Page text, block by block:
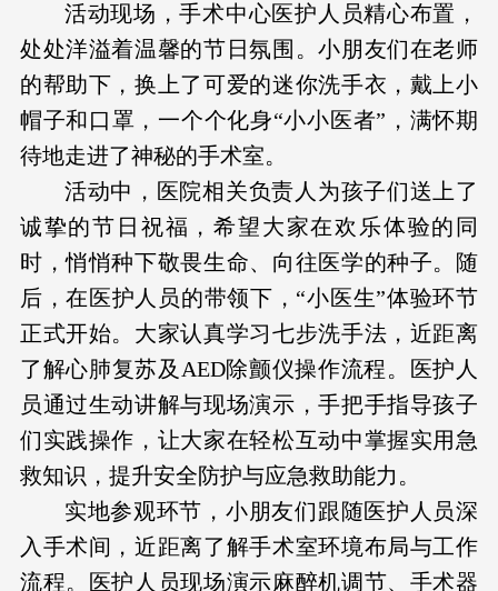
活动现场，手术中心医护人员精心布置，
处处洋溢着温馨的节日氛围。小朋友们在老师
的帮助下，换上了可爱的迷你洗手衣，戴上小
帽子和口罩，一个个化身“小小医者”，满怀期
待地走进了神秘的手术室。
活动中，医院相关负责人为孩子们送上了
诚挚的节日祝福，希望大家在欢乐体验的同
时，悄悄种下敬畏生命、向往医学的种子。随
后，在医护人员的带领下，“小医生”体验环节
正式开始。大家认真学习七步洗手法，近距离
了解心肺复苏及AED除颤仪操作流程。医护人
员通过生动讲解与现场演示，手把手指导孩子
们实践操作，让大家在轻松互动中掌握实用急
救知识，提升安全防护与应急救助能力。
实地参观环节，小朋友们跟随医护人员深
入手术间，近距离了解手术室环境布局与工作
流程。医护人员现场演示麻醉机调节、手术器